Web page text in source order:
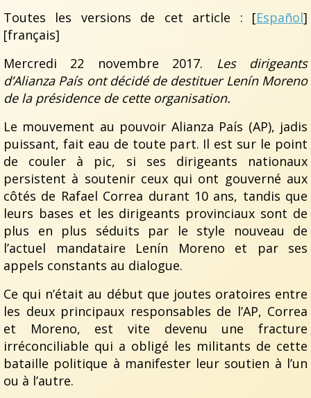
Toutes les versions de cet article : [Español]
[français]
Mercredi 22 novembre 2017. Les dirigeants
d’Alianza País ont décidé de destituer Lenín Moreno
de la présidence de cette organisation.
Le mouvement au pouvoir Alianza País (AP), jadis
puissant, fait eau de toute part. Il est sur le point
de couler à pic, si ses dirigeants nationaux
persistent à soutenir ceux qui ont gouverné aux
côtés de Rafael Correa durant 10 ans, tandis que
leurs bases et les dirigeants provinciaux sont de
plus en plus séduits par le style nouveau de
l’actuel mandataire Lenín Moreno et par ses
appels constants au dialogue.
Ce qui n’était au début que joutes oratoires entre
les deux principaux responsables de l’AP, Correa
et Moreno, est vite devenu une fracture
irréconciliable qui a obligé les militants de cette
bataille politique à manifester leur soutien à l’un
ou à l’autre.